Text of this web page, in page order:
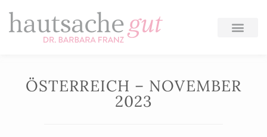
Zum
ÖSTERREICH – NOVEMBER
2023